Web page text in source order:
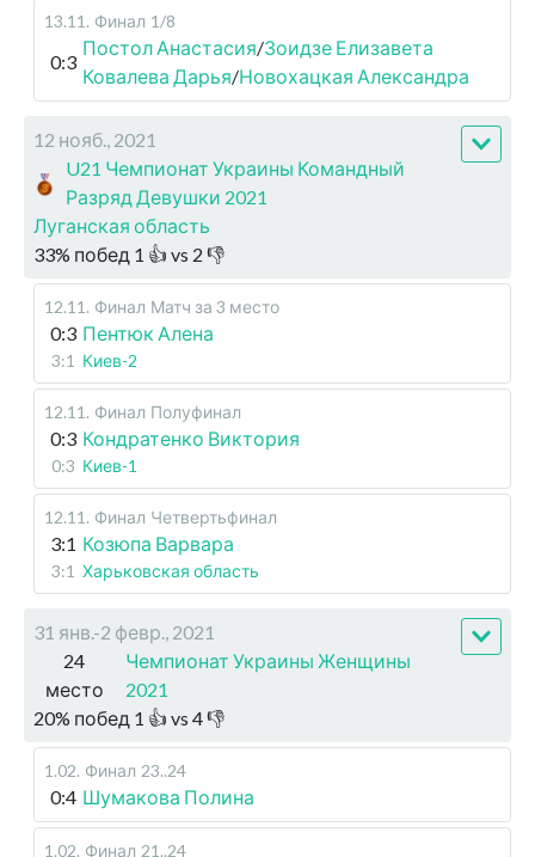
13.11 . Финал 1/8
0:3
Постол Анастасия/Зоидзе Елизавета
Ковалева Дарья/Новохацкая Александра
12 нояб., 2021
U21 Чемпионат Украины Командный
Разряд Девушки 2021
Луганская область
33% побед 1 👍 vs 2 👎
12.11 . Финал Матч за 3 место
0:3 Пентюк Алена
3:1 Киев-2
12.11 . Финал Полуфинал
0:3 Кондратенко Виктория
0:3 Киев-1
12.11 . Финал Четвертьфинал
3:1 Козюпа Варвара
3:1 Харьковская область
31 янв.-2 февр., 2021
24
место
Чемпионат Украины Женщины
2021
20% побед 1 👍 vs 4👎
1.02. Финал 23..24
0:4 Шумакова Полина
1.02. Финал 21..24